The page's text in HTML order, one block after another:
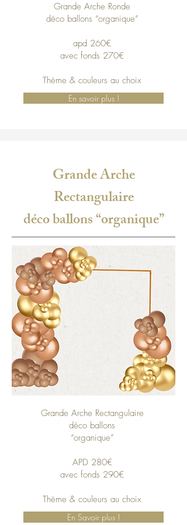
Grande Arche Ronde
déco ballons “organique”
apd 260€
avec fonds 270€
Thème & couleurs au choix
En savoir plus !
Grande Arche
Rectangulaire
déco ballons “organique”
Grande Arche Rectangulaire
déco ballons
“organique”
APD 280€
avec fonds 290€
Thème & couleurs au choix
En Savoir plus !